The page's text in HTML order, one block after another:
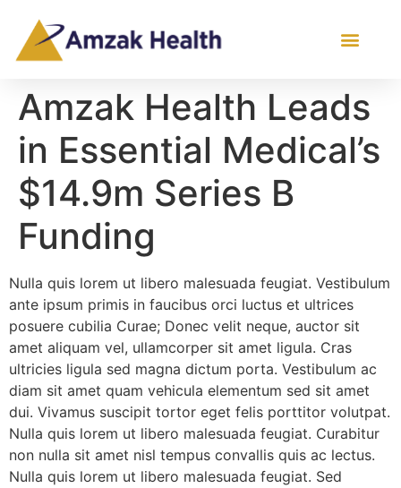
Amzak Health Leads
in Essential Medical’s
$14.9m Series B
Funding
Nulla quis lorem ut libero malesuada feugiat. Vestibulum
ante ipsum primis in faucibus orci luctus et ultrices
posuere cubilia Curae; Donec velit neque, auctor sit
amet aliquam vel, ullamcorper sit amet ligula. Cras
ultricies ligula sed magna dictum porta. Vestibulum ac
diam sit amet quam vehicula elementum sed sit amet
dui. Vivamus suscipit tortor eget felis porttitor volutpat.
Nulla quis lorem ut libero malesuada feugiat. Curabitur
non nulla sit amet nisl tempus convallis quis ac lectus.
Nulla quis lorem ut libero malesuada feugiat. Sed